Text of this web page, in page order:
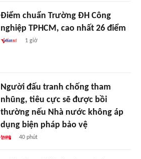
Điểm chuẩn Trường ĐH Công
nghiệp TPHCM, cao nhất 26 điểm
1 giờ
Người đấu tranh chống tham
nhũng, tiêu cực sẽ được bồi
thường nếu Nhà nước không áp
dụng biện pháp bảo vệ
40 phút